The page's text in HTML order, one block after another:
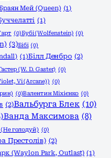
Мей (Queen) (1)
(1)
(0)Бубі (Wolfenstein) (0)
(3)Бібі (0)
(1)Білл Денбро (2)
(W. D. Gaster) (0)
Vi (Arcane)) (0)
(0)Валентин Міхієнко (0)
(2)Вальбурга Блек (10)
Ванда Максимова (8)
(Не голодуй) (0)
Престолів) (2)
(Waylon Park, Outlast) (1)